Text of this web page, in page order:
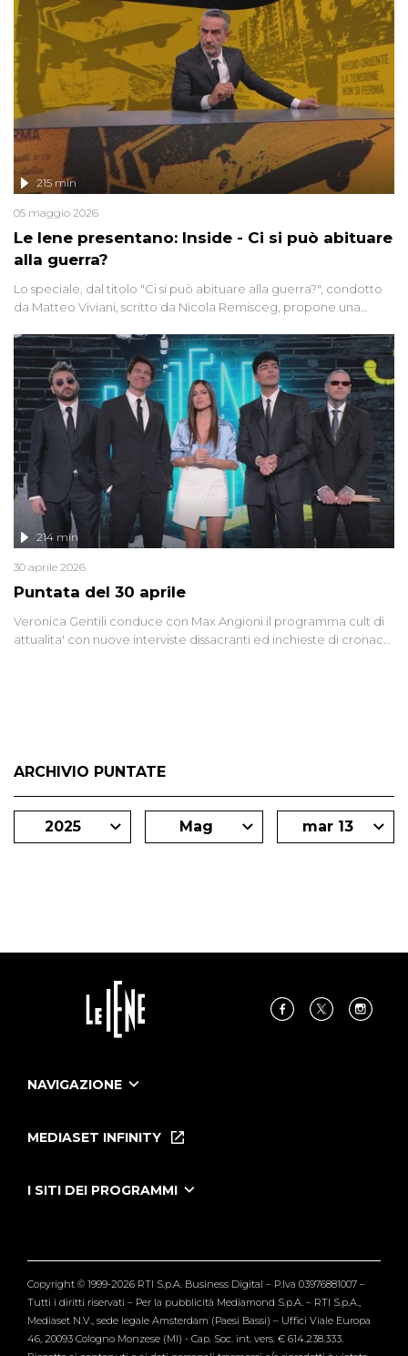
Le Iene presentano: Inside - Ci si può abituare
alla guerra?
215 min
05 maggio 2026
Lo speciale, dal titolo "Ci si può abituare alla guerra?", condotto
da Matteo Viviani, scritto da Nicola Remisceg, propone una
di settore - su quanto la guerra sia diventata una realtà pervasiva.
Anche se l'Italia non è direttamente coinvolta in conflitti armati, il
contesto globale rende impossibile considerarla un fenomeno
lontano.
Puntata del 30 aprile
214 min
30 aprile 2026
Veronica Gentili conduce con Max Angioni il programma cult di
attualita' con nuove interviste dissacranti ed inchieste di cronaca
ARCHIVIO PUNTATE
2025 Mag mar 13
NAVIGAZIONE
Le Iene Presentano Inside
Tutti i servizi
MEDIASET INFINITY
I SITI DEI PROGRAMMI
Verissimo
Copyright © 1999-2026 RTI S.p.A. Business Digital – P.Iva 03976881007 –
Tutti i diritti riservati – Per la pubblicità Mediamond S.p.A. – RTI S.p.A.,
Mediaset N.V., sede legale Amsterdam (Paesi Bassi) – Uffici Viale Europa
46, 20093 Cologno Monzese (MI) - Cap. Soc. int. vers. € 614.238.333.